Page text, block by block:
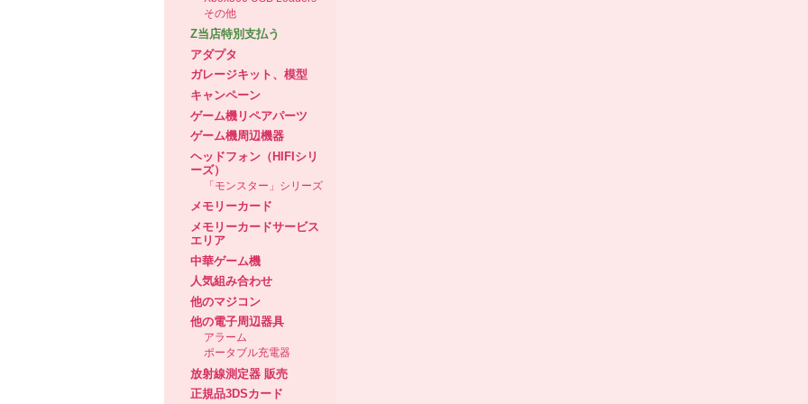
その他
Z当店特別支払う
アダプタ
ガレージキット、模型
キャンペーン
ゲーム機リペアパーツ
ゲーム機周辺機器
ヘッドフォン（HIFIシリ
ーズ）
「モンスター」シリーズ
メモリーカード
メモリーカードサービス
エリア
中華ゲーム機
人気組み合わせ
他のマジコン
他の電子周辺器具
アラーム
ポータブル充電器
放射線測定器 販売
正規品3DSカード